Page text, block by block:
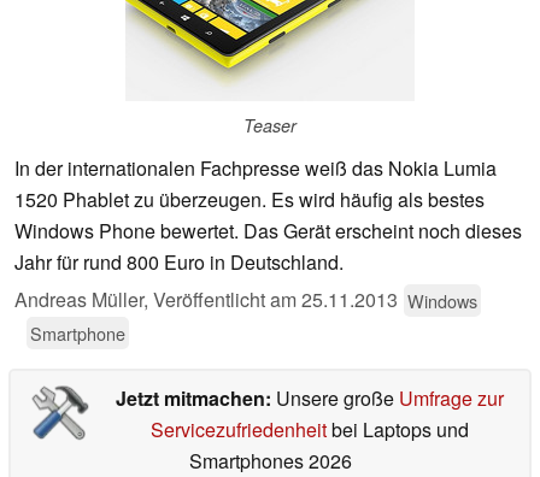
Teaser
In der internationalen Fachpresse weiß das Nokia Lumia
1520 Phablet zu überzeugen. Es wird häufig als bestes
Windows Phone bewertet. Das Gerät erscheint noch dieses
Jahr für rund 800 Euro in Deutschland.
Andreas Müller, Veröffentlicht am25.11.2013 Windows
Smartphone
Jetzt mitmachen: Unsere große Umfrage zur
Servicezufriedenheitbei Laptops und
Smartphones 2026